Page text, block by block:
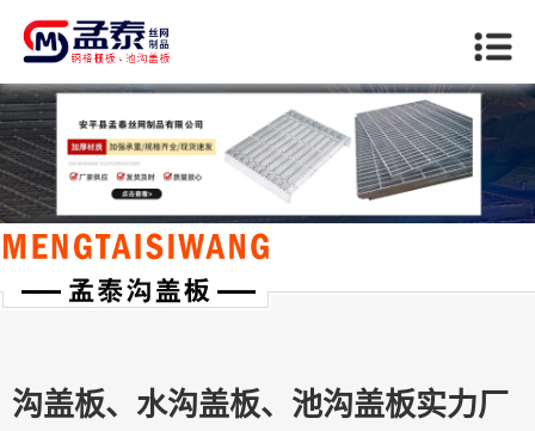
沟盖板、水沟盖板、池沟盖板实力厂